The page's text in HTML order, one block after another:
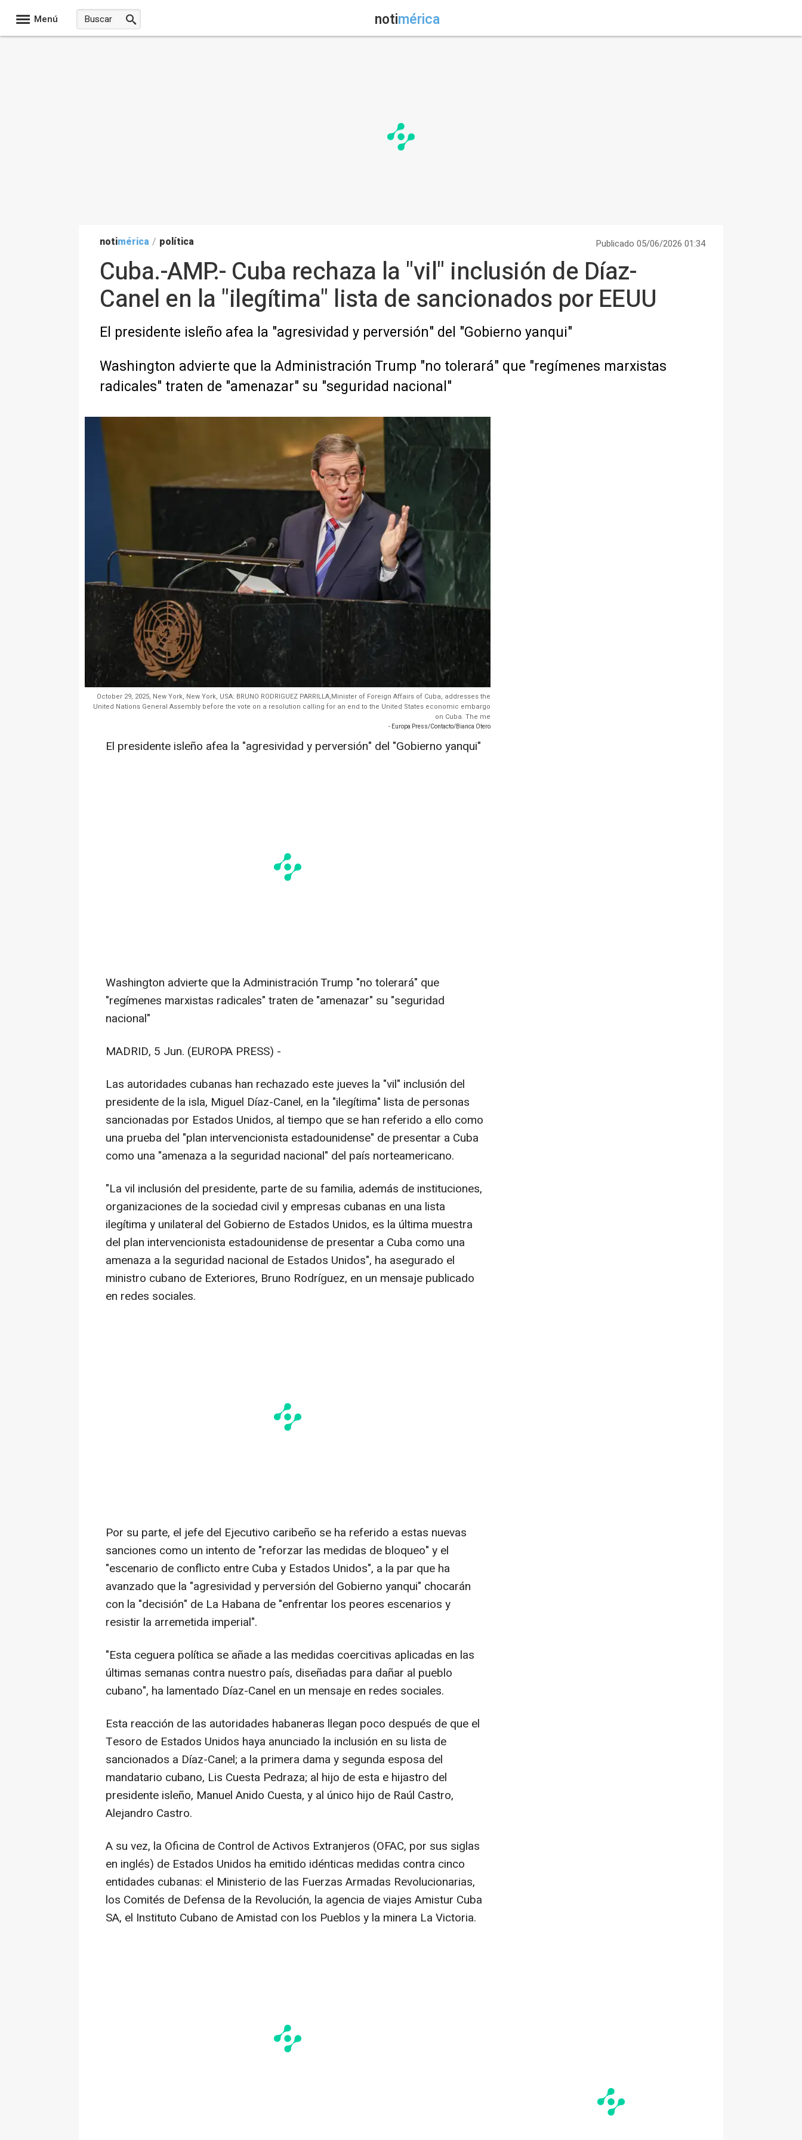
Menú notimérica
notimérica / política Publicado 05/06/2026 01:34
Cuba.-AMP.- Cuba rechaza la "vil" inclusión de Díaz-
Canel en la "ilegítima" lista de sancionados por EEUU
El presidente isleño afea la "agresividad y perversión" del "Gobierno yanqui"
Washington advierte que la Administración Trump "no tolerará" que "regímenes marxistas
radicales" traten de "amenazar" su "seguridad nacional"
October 29, 2025, New York, New York, USA: BRUNO RODRIGUEZ PARRILLA,Minister of Foreign Affairs of Cuba, addresses the
United Nations General Assembly before the vote on a resolution calling for an end to the United States economic embargo
on Cuba. The me
- Europa Press/Contacto/Bianca Otero
El presidente isleño afea la "agresividad y perversión" del "Gobierno yanqui"
Washington advierte que la Administración Trump "no tolerará" que
"regímenes marxistas radicales" traten de "amenazar" su "seguridad
nacional"
MADRID, 5 Jun. (EUROPA PRESS) -
Las autoridades cubanas han rechazado este jueves la "vil" inclusión del
presidente de la isla, Miguel Díaz-Canel, en la "ilegítima" lista de personas
sancionadas por Estados Unidos, al tiempo que se han referido a ello como
una prueba del "plan intervencionista estadounidense" de presentar a Cuba
como una "amenaza a la seguridad nacional" del país norteamericano.
"La vil inclusión del presidente, parte de su familia, además de instituciones,
organizaciones de la sociedad civil y empresas cubanas en una lista
ilegítima y unilateral del Gobierno de Estados Unidos, es la última muestra
del plan intervencionista estadounidense de presentar a Cuba como una
amenaza a la seguridad nacional de Estados Unidos", ha asegurado el
ministro cubano de Exteriores, Bruno Rodríguez, en un mensaje publicado
en redes sociales.
Por su parte, el jefe del Ejecutivo caribeño se ha referido a estas nuevas
sanciones como un intento de "reforzar las medidas de bloqueo" y el
"escenario de conflicto entre Cuba y Estados Unidos", a la par que ha
avanzado que la "agresividad y perversión del Gobierno yanqui" chocarán
con la "decisión" de La Habana de "enfrentar los peores escenarios y
resistir la arremetida imperial".
"Esta ceguera política se añade a las medidas coercitivas aplicadas en las
últimas semanas contra nuestro país, diseñadas para dañar al pueblo
cubano", ha lamentado Díaz-Canel en un mensaje en redes sociales.
Esta reacción de las autoridades habaneras llegan poco después de que el
Tesoro de Estados Unidos haya anunciado la inclusión en su lista de
sancionados a Díaz-Canel; a la primera dama y segunda esposa del
mandatario cubano, Lis Cuesta Pedraza; al hijo de esta e hijastro del
presidente isleño, Manuel Anido Cuesta, y al único hijo de Raúl Castro,
Alejandro Castro.
A su vez, la Oficina de Control de Activos Extranjeros (OFAC, por sus siglas
en inglés) de Estados Unidos ha emitido idénticas medidas contra cinco
entidades cubanas: el Ministerio de las Fuerzas Armadas Revolucionarias,
los Comités de Defensa de la Revolución, la agencia de viajes Amistur Cuba
SA, el Instituto Cubano de Amistad con los Pueblos y la minera La Victoria.